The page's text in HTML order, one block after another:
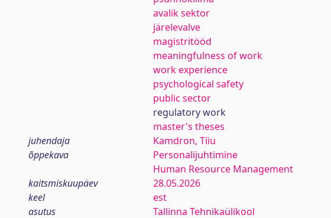
avalik sektor
järelevalve
magistritööd
meaningfulness of work
work experience
psychological safety
public sector
regulatory work
master's theses
juhendaja
Kamdron, Tiiu
õppekava
Personalijuhtimine
Human Resource Management
kaitsmiskuupäev
28.05.2026
keel
est
asutus
Tallinna Tehnikaülikool